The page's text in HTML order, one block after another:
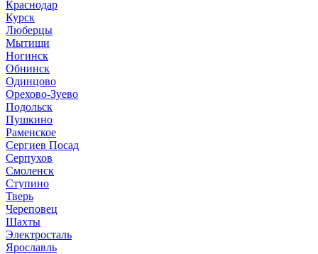
Краснодар
Курск
Люберцы
Мытищи
Ногинск
Обнинск
Одинцово
Орехово-Зуево
Подольск
Пушкино
Раменское
Сергиев Посад
Серпухов
Смоленск
Ступино
Тверь
Череповец
Шахты
Электросталь
Ярославль